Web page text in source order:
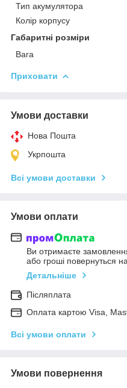
Тип акумулятора
Колір корпусу
Габаритні розміри
Вага
Приховати
Умови доставки
Нова Пошта
Укрпошта
Всі умови доставки
Умови оплати
Ви отримаєте
або гроші повернуться
Детальніше
Післяплата
Оплата картою Visa,
Всі умови оплати
Умови повернення